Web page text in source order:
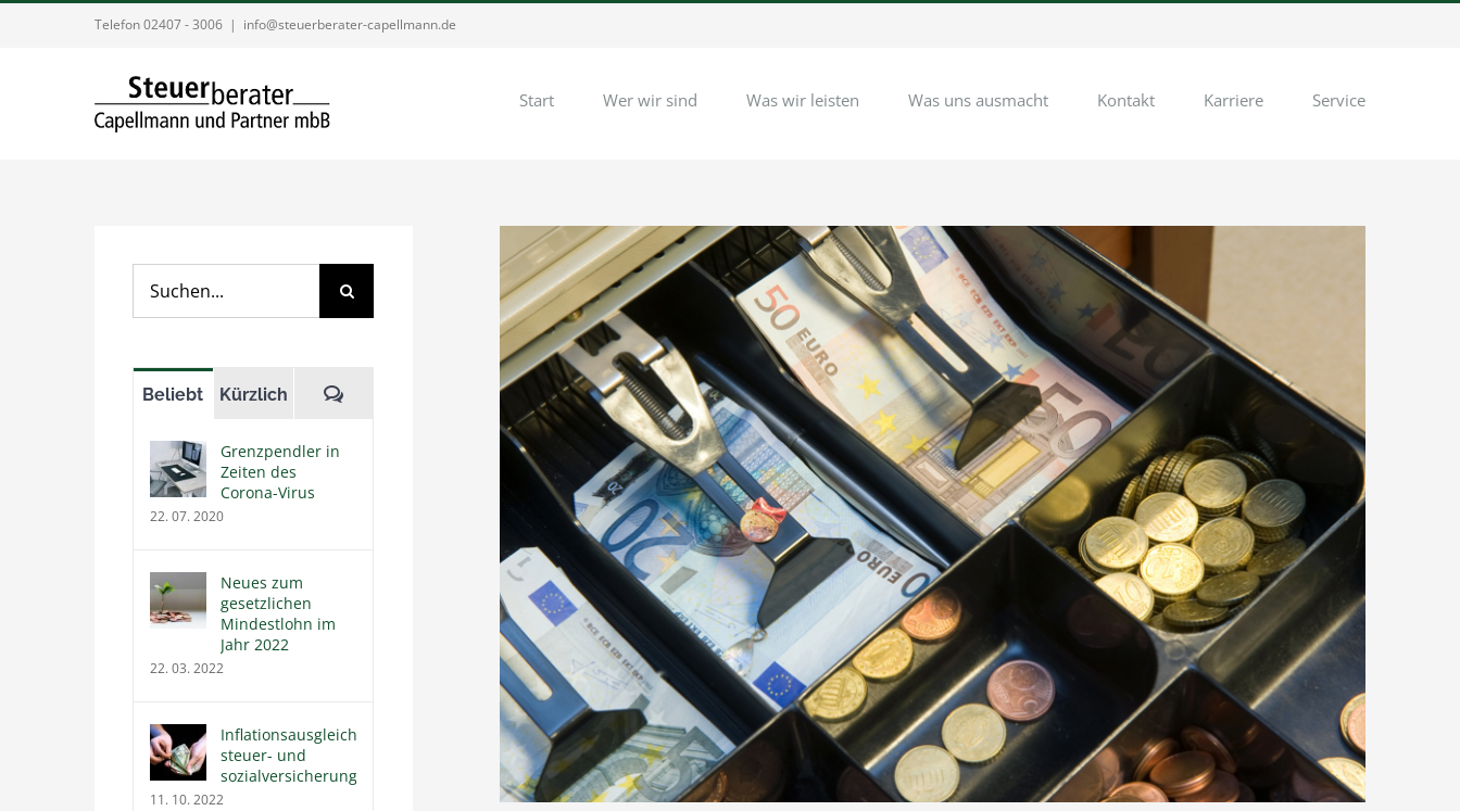
Telefon 02407 - 3006 | info@steuerberater-capellmann.de
Start Wer wir sind Was wir leisten Was uns ausmacht Kontakt Karriere Service
Zeige
grösseres
Bild
nach:
Beliebt Kürzlich Kommentare
Grenzpendler in
Zeiten des
Corona-Virus
22. 07. 2020
Neues zum
gesetzlichen
Mindestlohn im
Jahr 2022
22. 03. 2022
Inflationsausgleichsprämie
steuer- und
sozialversicherungsfrei
11. 10. 2022